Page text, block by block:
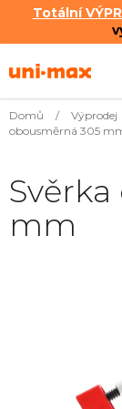
Totální
na
Domů / Výprodej
obousměrná 305
mm